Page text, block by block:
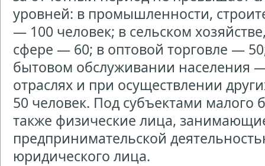
уровней: в промышленности,
— 100 человек; в сельском
сфере — 60; в оптовой торговле —
бытовом обслуживании населения
отраслях и при осуществлении
50 человек. Под субъектами малого
также физические лица,
предпринимательской
юридического лица.